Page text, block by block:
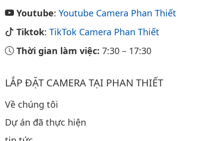
Youtube: Youtube Camera Phan Thiết
Tiktok: TikTok Camera Phan Thiết
Thời gian làm việc: 7:30 – 17:30
LẮP ĐẶT CAMERA TẠI PHAN THIẾT
Về chúng tôi
Dự án đã thực hiện